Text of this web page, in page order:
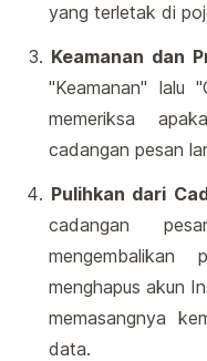
yang terletak di
Keamanan dan
"Keamanan" lalu
memeriksa
cadangan pesan
Pulihkan dari
cadangan
menghapus akun
memasangnya
data.